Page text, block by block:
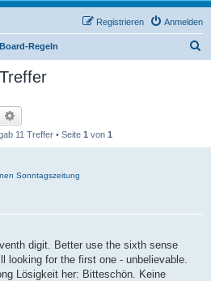
Anmelden
Registrieren
Board-Regeln
Suche
11 Treffer • Seite 1 von 1
Sonntagszeitung
digit. Better use the sixth sense
looking for the first one - unbelievable.
Lösigkeit her: Bitteschön. Keine